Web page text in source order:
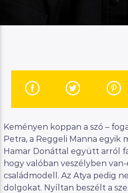
Manna FM
Keményen koppan a szó –
Petra, a Reggeli Manna egyik
Hamar Donáttal együtt arról
hogy valóban veszélyben van-
családmodell. Az Atya pedig
dolgokat. Nyíltan beszélt a